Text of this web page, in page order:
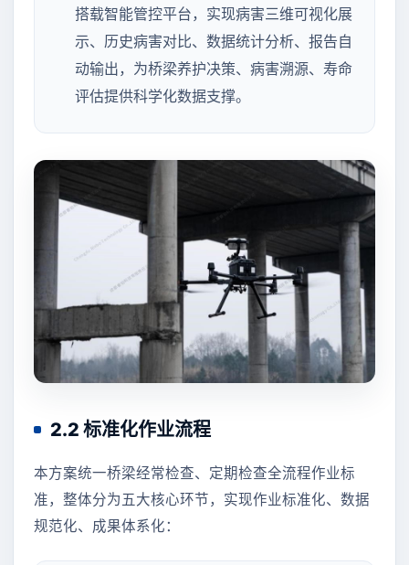
搭载智能管控平台，实现病害三维可视化展
示、历史病害对比、数据统计分析、报告自
动输出，为桥梁养护决策、病害溯源、寿命
评估提供科学化数据支撑。
2.2 标准化作业流程
本方案统一桥梁经常检查、定期检查全流程作业标
准，整体分为五大核心环节，实现作业标准化、数据
规范化、成果体系化：